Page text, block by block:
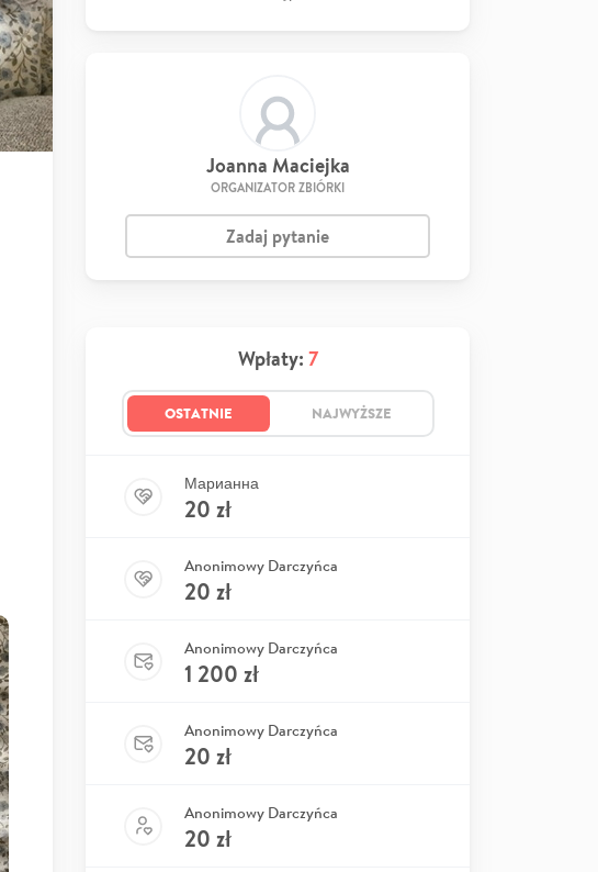
Joanna Maciejka
ORGANIZATOR ZBIÓRKI
Zadaj pytanie
Wpłaty: 7
OSTATNIE NAJWYŻSZE
Марианна
20 zł
Anonimowy Darczyńca
20 zł
Anonimowy Darczyńca
1 200 zł
Anonimowy Darczyńca
20 zł
Anonimowy Darczyńca
20 zł